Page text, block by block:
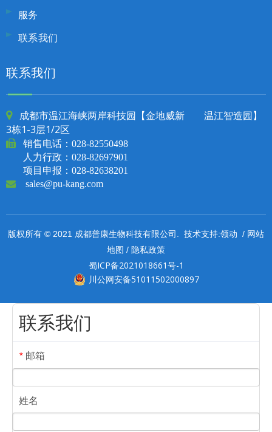
服务
联系我们
联系我们

成都市温江海峡两岸科技园【金地威新 温江智造园】
3栋1-3层1/2区
 销售电话： 028-82550498
人力行政：028-82697901
项目申报：028-82638201
 sales@pu-kang.com
版权所有 © 2021 成都普康生物科技有限公司. 技术支持:领动 / 网站
地图 / 隐私政策
蜀ICP备2021018661号-1
川公网安备51011502000897
联系我们
* 邮箱
姓名